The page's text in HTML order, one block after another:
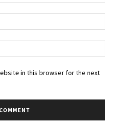
in this browser for the next